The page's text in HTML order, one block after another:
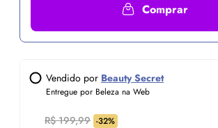
Comprar
Vendido por Beauty Secret
Entregue por Beleza na Web
R$ 199,99 -32%